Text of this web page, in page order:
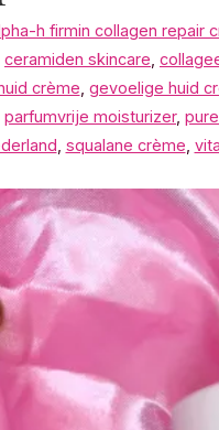
h firmin collagen repair
ceramiden skincare
crème gevoelige huid
parfumvrije moisturizer,
squalane crème